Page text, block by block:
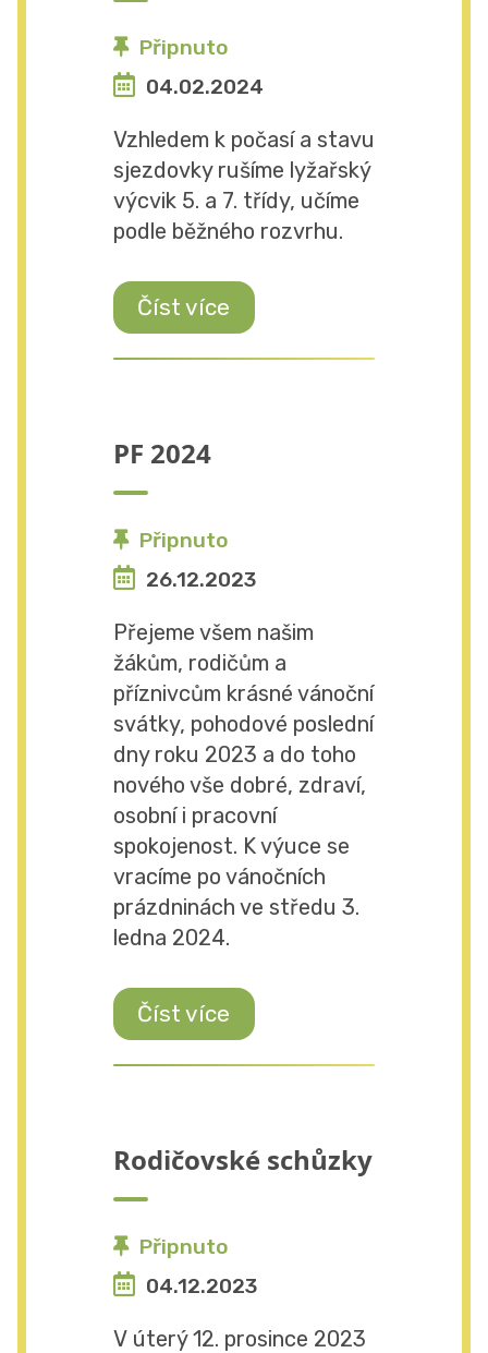
Připnuto
04.02.2024
Vzhledem k počasí a stavu
sjezdovky rušíme lyžařský
výcvik 5. a 7. třídy, učíme
podle běžného rozvrhu.
Číst více
PF 2024
Připnuto
26.12.2023
Přejeme všem našim
žákům, rodičům a
příznivcům krásné vánoční
svátky, pohodové poslední
dny roku 2023 a do toho
nového vše dobré, zdraví,
osobní i pracovní
spokojenost. K výuce se
vracíme po vánočních
prázdninách ve středu 3.
ledna 2024.
Číst více
Rodičovské schůzky
Připnuto
04.12.2023
V úterý 12. prosince 2023